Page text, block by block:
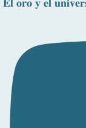
𝐄𝐥 𝐨𝐫𝐨 𝐲 𝐞𝐥